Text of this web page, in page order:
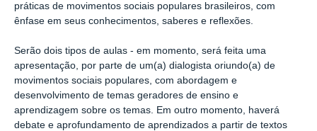
práticas de movimentos sociais populares brasileiros, com
ênfase em seus conhecimentos, saberes e reflexões.
Serão dois tipos de aulas - em momento, será feita uma
apresentação, por parte de um(a) dialogista oriundo(a) de
movimentos sociais populares, com abordagem e
desenvolvimento de temas geradores de ensino e
aprendizagem sobre os temas. Em outro momento, haverá
debate e aprofundamento de aprendizados a partir de textos